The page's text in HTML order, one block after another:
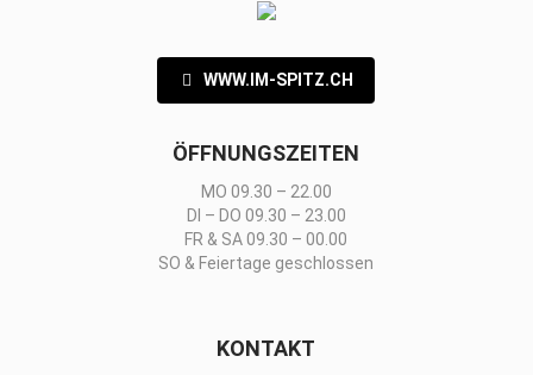
WWW.IM-SPITZ.CH
ÖFFNUNGSZEITEN
MO 09.30 – 22.00
DI – DO 09.30 – 23.00
FR & SA 09.30 – 00.00
SO & Feiertage geschlossen
KONTAKT